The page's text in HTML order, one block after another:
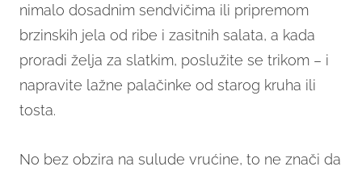
nimalo dosadnim sendvičima ili pripremom
brzinskih jela od ribe i zasitnih salata, a kada
proradi želja za slatkim, poslužite se trikom – i
napravite lažne palačinke od starog kruha ili
tosta.
No bez obzira na sulude vrućine, to ne znači da